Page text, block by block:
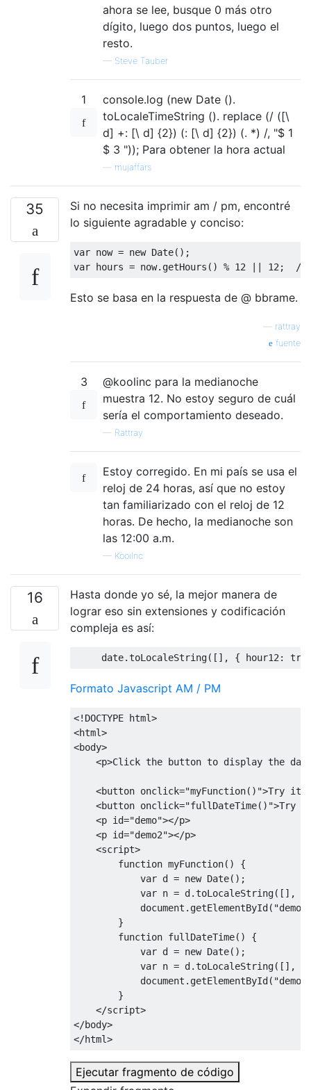
ahora se lee, busque 0 más otro
dígito, luego dos puntos, luego el
resto.
— Steve Tauber
1
console.log (new Date ().
toLocaleTimeString (). replace (/ ([\
d] +: [\ d] {2}) (: [\ d] {2}) (. *) /, "$ 1
$ 3 ")); Para obtener la hora actual
mujaffars
35
Si no necesita imprimir am / pm, encontré
lo siguiente agradable y conciso:
var now = new Date();
var hours = now. getHours () % 12 || 12 ; //
Esto se basa en la respuesta de @ bbrame.
rattray
fuente
3
@koolinc para la medianoche
muestra 12. No estoy seguro de cuál
sería el comportamiento deseado.
— Rattray
Estoy corregido. En mi país se usa el
reloj de 24 horas, así que no estoy
tan familiarizado con el reloj de 12
horas. De hecho, la medianoche son
las 12:00 a.m.
— KooiInc
16
Hasta donde yo sé, la mejor manera de
lograr eso sin extensiones y codificación
compleja es así:
     date
.toLocaleString([], { hour12 :
Formato Javascript AM / PM
<!DOCTYPE html>
<html>
<body>
<p>Click the button to display the
<button onclick="myFunction() ">Try it
<button onclick="fullDateTime() ">Try
<p id="demo"></p>
<p id="demo2"></p>
<script>
function myFunction()
{
var d = new Date();
var n = d.toLocaleString([],
            document
. getElementById( "demo"
}
function fullDateTime()
{
var d = new Date();
var n = d.toLocaleString([],
            document
. getElementById(
}
</script>
</body>
</html>
Ejecutar fragmento de código